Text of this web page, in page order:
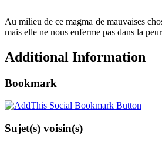
Au milieu de ce magma de mauvaises
mais elle ne nous enferme pas dans la
Additional Information
Bookmark
Sujet(s) voisin(s)